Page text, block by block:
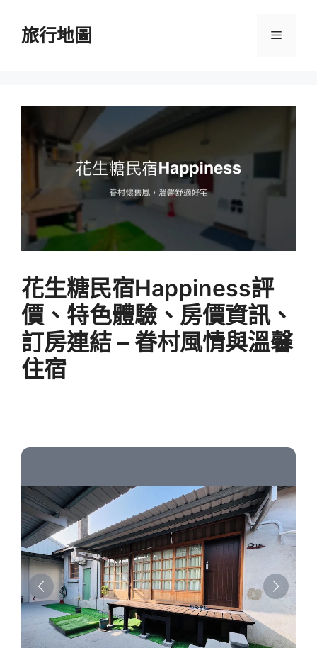
旅行地圖 選
花生糖民宿Happiness評
價、特色體驗、房價資訊、
訂房連結 – 眷村風情與溫馨
住宿